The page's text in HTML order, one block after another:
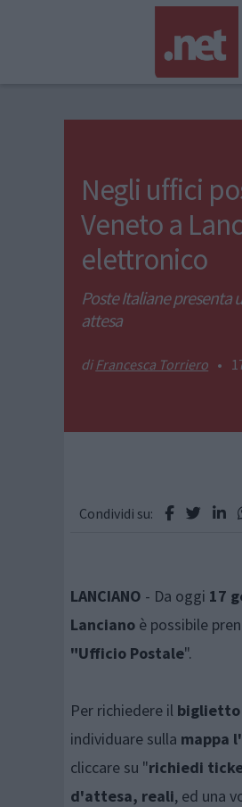
Negli uffici
Veneto a
elettronico
Poste Italiane presenta
attesa
Francesca Torriero •
Condividi su:
LANCIANO - Da oggi 17
Lanciano è possibile
"Ufficio Postale".
Per richiedere il
individuare sulla mappa
cliccare su "richiedi
d'attesa, reali, ed una